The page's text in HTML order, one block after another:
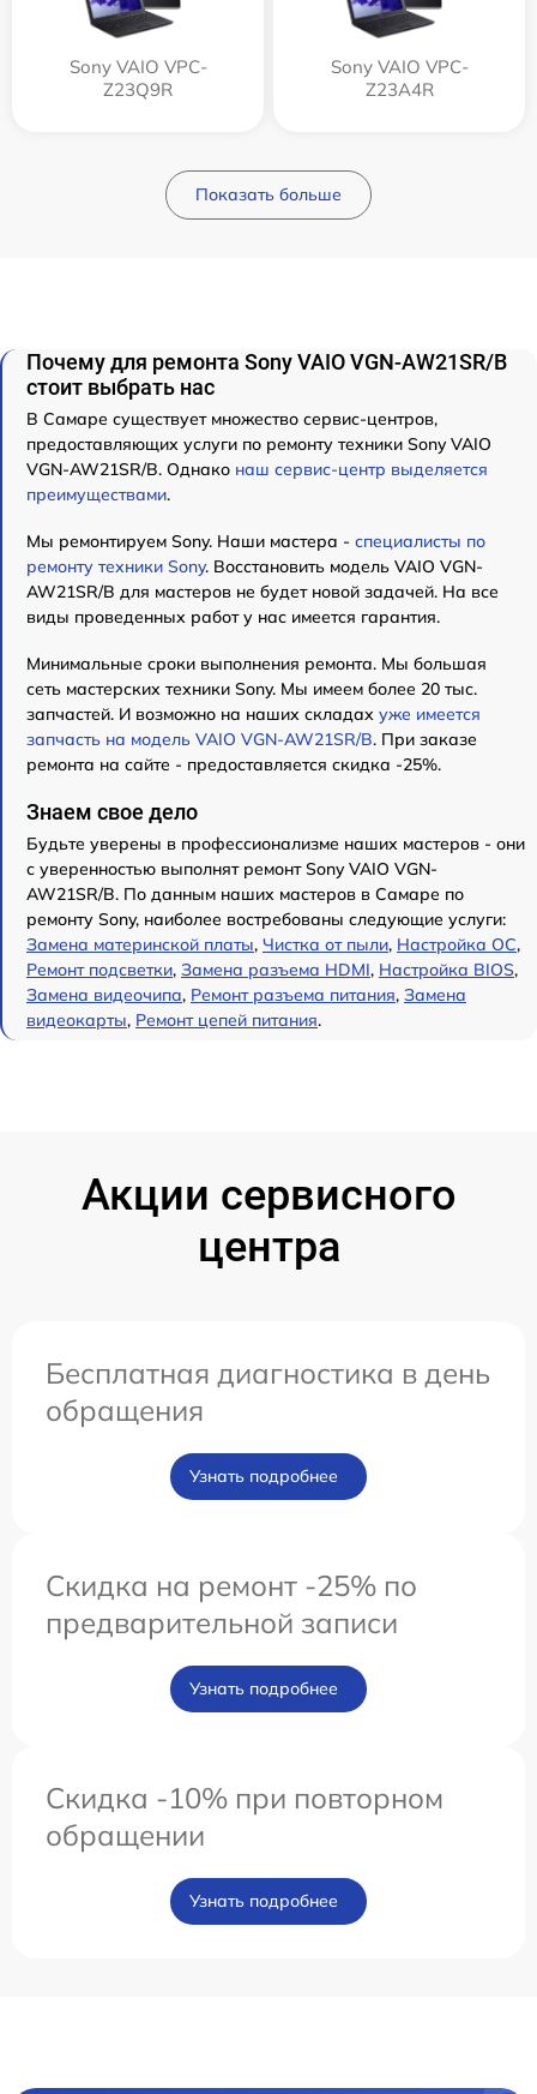
Sony VAIO VPC-
Z23Q9R
Sony VAIO VPC-
Z23A4R
Показать больше
Почему для ремонта Sony VAIO VGN-AW21SR/B
стоит выбрать нас
В Самаре существует множество сервис-центров,
предоставляющих услуги по ремонту техники Sony VAIO
VGN-AW21SR/B. Однако наш сервис-центр выделяется
преимуществами.
Мы ремонтируем Sony. Наши мастера - специалисты по
ремонту техники Sony. Восстановить модель VAIO VGN-
AW21SR/B для мастеров не будет новой задачей. На все
виды проведенных работ у нас имеется гарантия.
Минимальные сроки выполнения ремонта. Мы большая
сеть мастерских техники Sony. Мы имеем более 20 тыс.
запчастей. И возможно на наших складах уже имеется
запчасть на модель VAIO VGN-AW21SR/B. При заказе
ремонта на сайте - предоставляется скидка -25%.
Знаем свое дело
Будьте уверены в профессионализме наших мастеров - они
с уверенностью выполнят ремонт Sony VAIO VGN-
AW21SR/B. По данным наших мастеров в Самаре по
ремонту Sony, наиболее востребованы следующие услуги:
Замена материнской платы, Чистка от пыли, Настройка ОС,
Ремонт подсветки, Замена разъема HDMI, Настройка BIOS,
Замена видеочипа, Ремонт разъема питания, Замена
видеокарты, Ремонт цепей питания.
Акции сервисного
центра
Бесплатная диагностика в день
обращения
Узнать подробнее
Скидка на ремонт -25% по
предварительной записи
Узнать подробнее
Скидка -10% при повторном
обращении
Узнать подробнее